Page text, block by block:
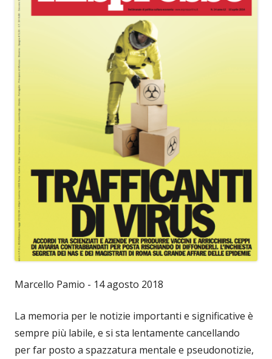
Marcello Pamio - 14 agosto 2018
La memoria per le notizie importanti e significative è
sempre più labile, e si sta lentamente cancellando
per far posto a spazzatura mentale e pseudonotizie,